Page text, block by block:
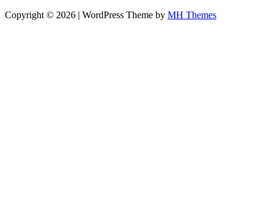
Copyright © 2026 | WordPress Theme by MH Themes